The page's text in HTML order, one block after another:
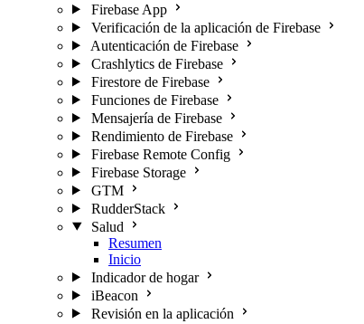
Firebase App
Verificación de la aplicación de Firebase
Autenticación de Firebase
Crashlytics de Firebase
Firestore de Firebase
Funciones de Firebase
Mensajería de Firebase
Rendimiento de Firebase
Firebase Remote Config
Firebase Storage
GTM
RudderStack
Salud
Resumen
Inicio
Indicador de hogar
iBeacon
Revisión en la aplicación